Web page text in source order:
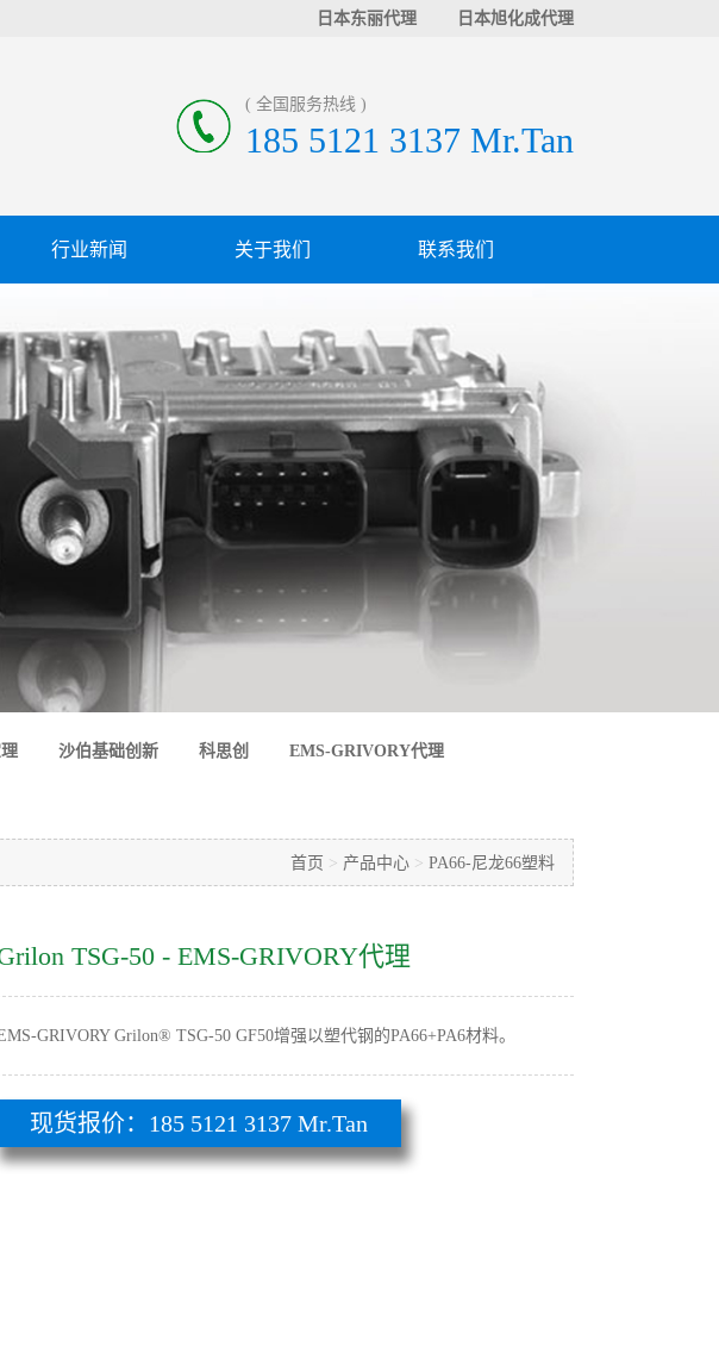
日本东丽代理 日本旭化成代理
( 全国服务热线 )
185 5121 3137 Mr.Tan
行业新闻 关于我们 联系我们
沙伯基础创新 科思创 EMS-GRIVORY代理
首页 > 产品中心 > PA66-尼龙66塑料
TSG-50 - EMS-GRIVORY代理
GRIVORY Grilon® TSG-50 GF50增强以塑代钢的PA66+PA6材料。
现货报价：185 5121 3137 Mr.Tan